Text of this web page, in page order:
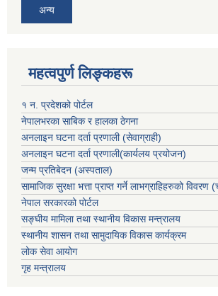
अन्य
महत्वपुर्ण लिङ्कहरू
१ न. प्रदेशको पोर्टल
नेपालभरका साबिक र हालका ठेगना
अनलाइन घटना दर्ता प्रणाली (सेवाग्राही)
अनलाइन घटना दर्ता प्रणाली(कार्यलय प्रयोजन)
जन्म प्रतिबेदन (अस्पताल)
सामाजिक सुरक्षा भत्ता प्राप्त गर्ने लाभग्राहिहरुको
नेपाल सरकारको पोर्टल
सङ्घीय मामिला तथा स्थानीय विकास मन्त्रालय
स्थानीय शासन तथा सामुदायिक विकास कार्यक्रम
लोक सेवा आयोग
गृह मन्त्रालय